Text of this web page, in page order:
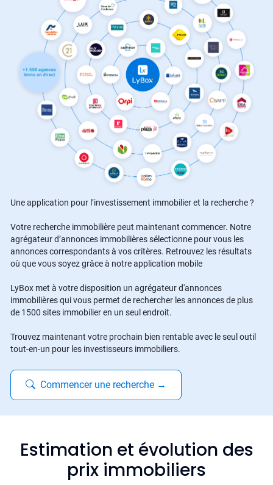
Une application pour l’investissement immobilier et la recherche ?
Votre recherche immobilière peut maintenant commencer. Notre
agrégateur d’annonces immobilières sélectionne pour vous les
annonces correspondants à vos critères. Retrouvez les résultats
où que vous soyez grâce à notre application mobile
LyBox met à votre disposition un agrégateur d'annonces
immobilières qui vous permet de rechercher les annonces de plus
de 1500 sites immobilier en un seul endroit.
Trouvez maintenant votre prochain bien rentable avec le seul outil
tout-en-un pour les investisseurs immobiliers.
Commencer une recherche →
Estimation et évolution des
prix immobiliers